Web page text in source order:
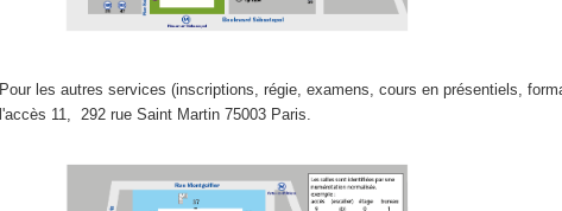
Pour les autres services (inscriptions, régie, examens, cours en présentiels,
l'accès 11,
292 rue Saint Martin 75003 Paris.